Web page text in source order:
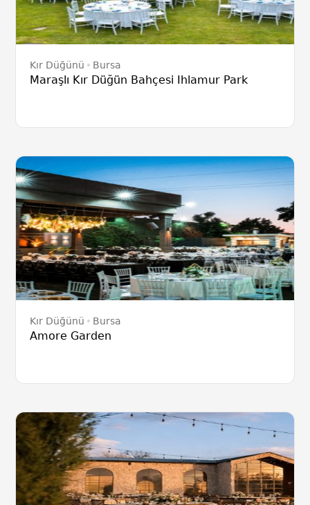
Kır Düğünü Bursa
Maraşlı Kır Düğün Bahçesi Ihlamur Park
Kır Düğünü Bursa
Amore Garden